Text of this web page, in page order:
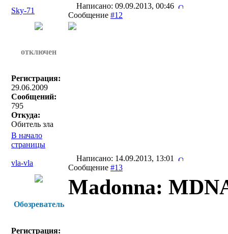
Sky-71
Написано: 09.09.2013, 00:46
Сообщение #12
отключен
Регистрация:
29.06.2009
Сообщений:
795
Откуда:
Обитель зла
В начало
страницы
vla-vla
Написано: 14.09.2013, 13:01
Сообщение #13
Обозреватель
Регистрация:
Madonna: